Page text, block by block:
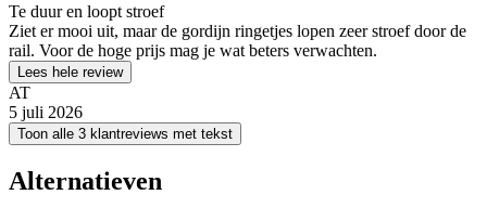
Te duur en loopt stroef
Ziet er mooi uit, maar de gordijn ringetjes lopen zeer stroef door de
rail. Voor de hoge prijs mag je wat beters verwachten.
Lees hele review
AT
5 juli 2026
Toon alle 3 klantreviews met tekst
Alternatieven